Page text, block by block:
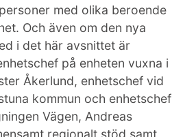
med olika beroende
Och även om den nya
i det här avsnittet är
på enheten vuxna i
Åkerlund, enhetschef vid
kommun och enhetschef
Vägen, Andreas
regionalt stöd samt